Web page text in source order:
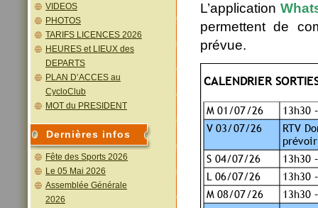
VIDEOS
PHOTOS
TARIFS LICENCES 2026
HEURES et LIEUX des
DEPARTS
PLAN D’ACCES au
CycloClub
MOT du PRESIDENT
Dernières infos
Fête des Sports 2026
Le 05 Mai 2026
Assemblée Générale
2026
L’application
permettent de
prévue.